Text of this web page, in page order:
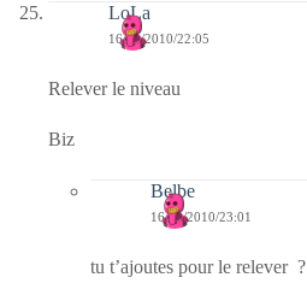
LoLa
16/09/2010/22:05
Relever le niveau
Biz
Belbe
16/09/2010/23:01
tu t’ajoutes pour le relever ?